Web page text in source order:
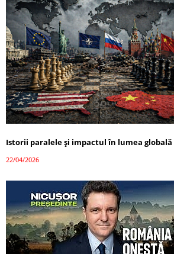
Istorii paralele și impactul în lumea globală
22/04/2026